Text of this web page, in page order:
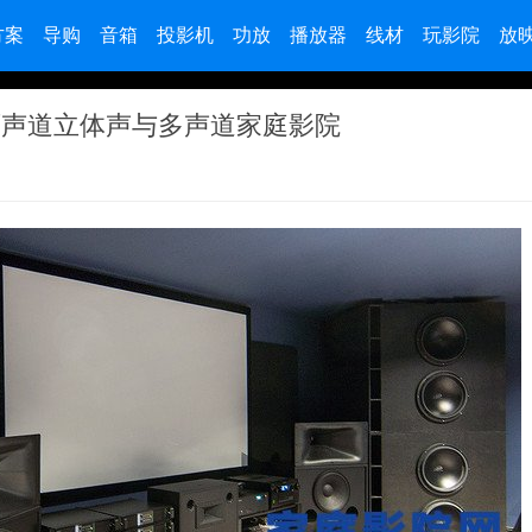
案 导购 音箱 投影机 功放 播放器 线材 玩影院 放
道立体声与多声道家庭影院